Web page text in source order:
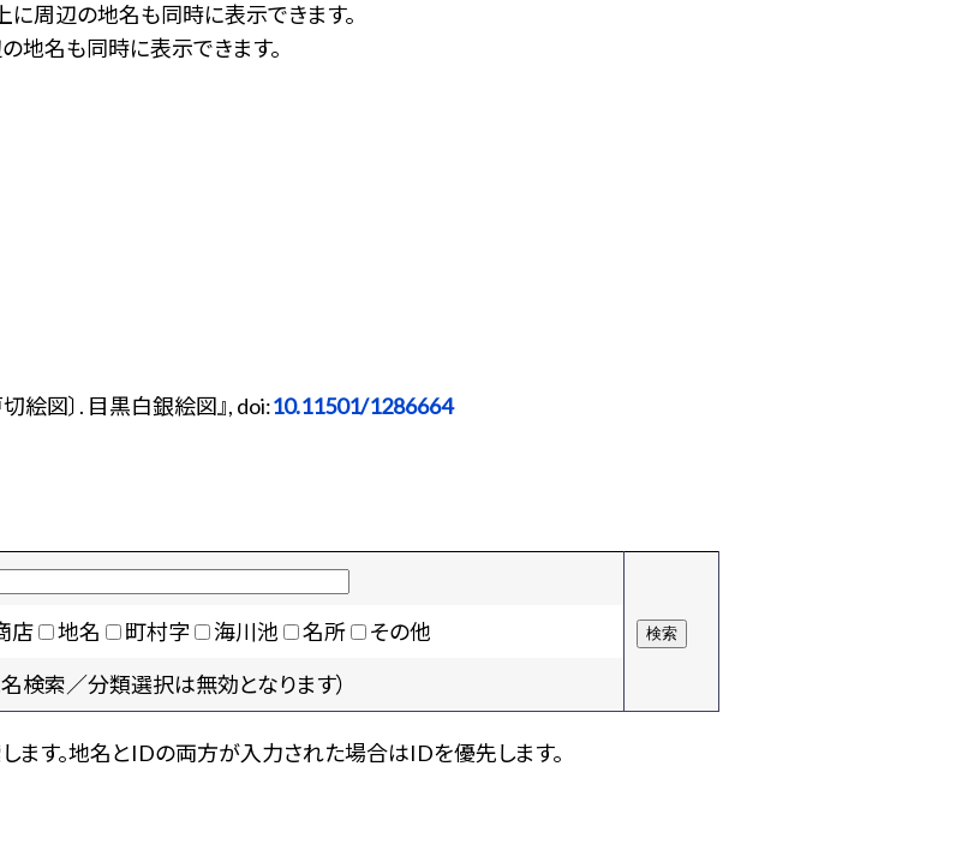
に周辺の地名も同時に表示できます。
地名も同時に表示できます。
絵図〕. 目黒白銀絵図』, doi:10.11501/1286664
店 地名 町村字 海川池 名所
その他
名検索／分類選択は無効となります）
ます。地名とIDの両方が入力された場合はIDを優先します。